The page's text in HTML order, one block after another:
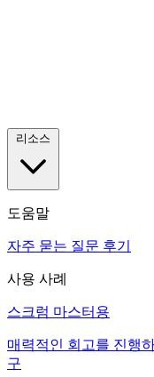
도움말
자주 묻는 질문 후기
사용 사례
스크럼 마스터용
매력적인 회고를 진행
구